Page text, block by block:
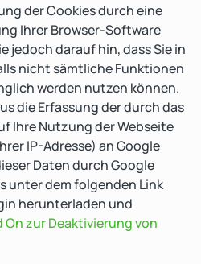
der Cookies durch eine
Ihrer Browser-Software
jedoch darauf hin, dass Sie in
nicht sämtliche Funktionen
werden nutzen können.
die Erfassung der durch das
Ihre Nutzung der Webseite
IP-Adresse) an Google
Daten durch Google
unter dem folgenden Link
herunterladen und
On zur Deaktivierung von